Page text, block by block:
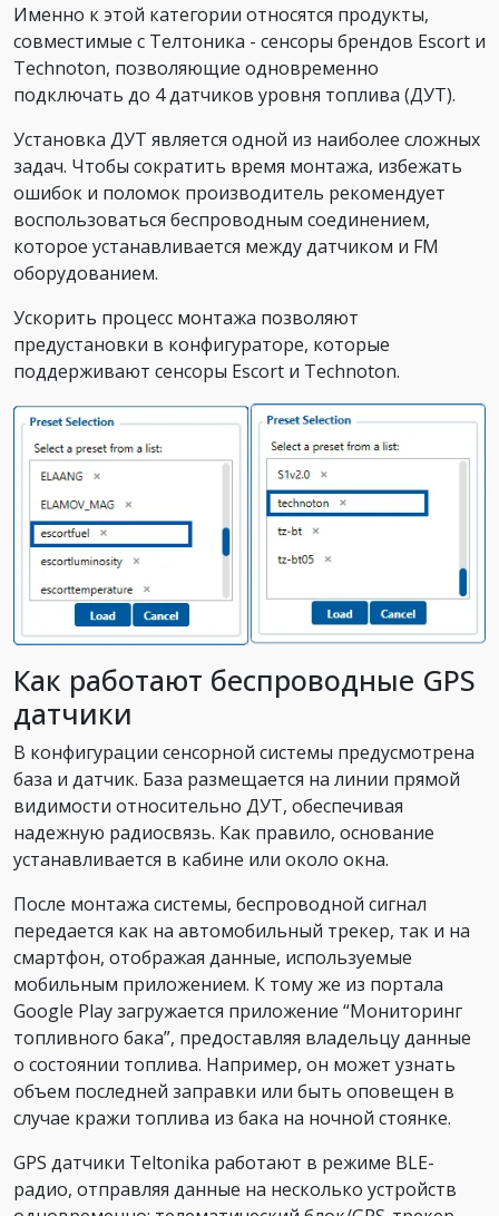
Именно к этой категории относятся продукты,
совместимые с Телтоника - сенсоры брендов Escort и
Technoton, позволяющие одновременно
подключать до 4 датчиков уровня топлива (ДУТ).
Установка ДУТ является одной из наиболее сложных
задач. Чтобы сократить время монтажа, избежать
ошибок и поломок производитель рекомендует
воспользоваться беспроводным соединением,
которое устанавливается между датчиком и FM
оборудованием.
Ускорить процесс монтажа позволяют
предустановки в конфигураторе, которые
поддерживают сенсоры Escort и Technoton.
Как работают беспроводные GPS
датчики
В конфигурации сенсорной системы предусмотрена
база и датчик. База размещается на линии прямой
видимости относительно ДУТ, обеспечивая
надежную радиосвязь. Как правило, основание
устанавливается в кабине или около окна.
После монтажа системы, беспроводной сигнал
передается как на автомобильный трекер, так и на
смартфон, отображая данные, используемые
мобильным приложением. К тому же из портала
Google Play загружается приложение “Мониторинг
топливного бака”, предоставляя владельцу данные
о состоянии топлива. Например, он может узнать
объем последней заправки или быть оповещен в
случае кражи топлива из бака на ночной стоянке.
GPS датчики Teltonika работают в режиме BLE-
радио, отправляя данные на несколько устройств